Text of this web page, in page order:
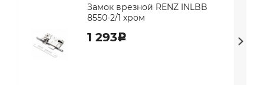
Замок врезной RENZ INLBB
8550-2/1 хром
1 293c